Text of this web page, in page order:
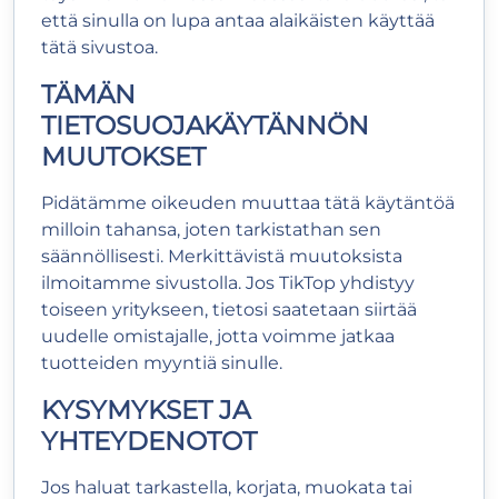
että sinulla on lupa antaa alaikäisten käyttää
tätä sivustoa.
TÄMÄN
TIETOSUOJAKÄYTÄNNÖN
MUUTOKSET
Pidätämme oikeuden muuttaa tätä käytäntöä
milloin tahansa, joten tarkistathan sen
säännöllisesti. Merkittävistä muutoksista
ilmoitamme sivustolla. Jos TikTop yhdistyy
toiseen yritykseen, tietosi saatetaan siirtää
uudelle omistajalle, jotta voimme jatkaa
tuotteiden myyntiä sinulle.
KYSYMYKSET JA
YHTEYDENOTOT
Jos haluat tarkastella, korjata, muokata tai